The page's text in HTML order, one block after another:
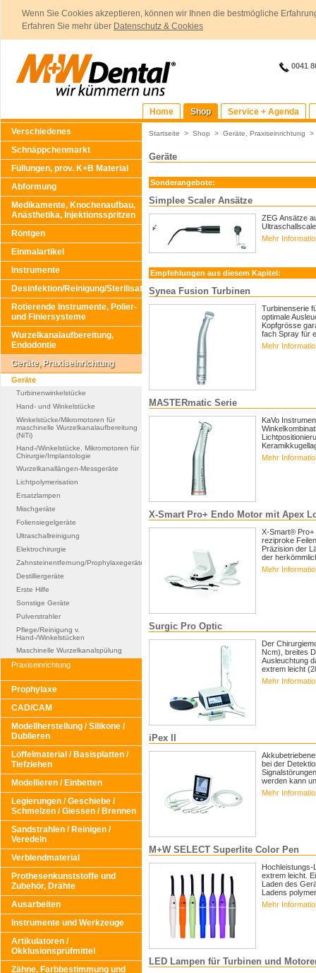
Wenn Sie Cookies akzeptieren, können wir Ihnen die bestmögliche
Erfahren Sie mehr über Datenschutz & Cookies
0041
Home Shop
Service + Agenda
Verschiedenes
Schnäppchenmarkt
Füllungen, prov. K+B Material
Abformung
Medikamente, Knochenaufbau,
Anästhetika, Injektionsspritzen
Röntgen
Einmalartikel
Instrumente
Desinfektion/Reinigung/Sterilisation
Rotierende Instrumente, Polier-
und Finiersysteme
Wurzelkanalaufbereitung,
Endodontie
Geräte, Praxiseinrichtung
Geräte
Turbinenwinkelstücke
Hand- und Winkelstücke
Winkelstücke/Mikromotoren für
maschinelle Wurzelkanalaufbereitung
(NiTi)
Hand-/Winkelstücke, Mikromotoren für
Chirurgie/Implantologie
Wurzelkanallängen-Messgeräte
Lichtpolymerisation
Ersatzlampen
Mischgeräte
Foliensiegelgeräte
Ultraschallreinigung
Elektrochirurgie
Zahnsteinentfernung/Prophylaxegeräte
Destilliergeräte
Erste Hilfe
Sonstige Geräte
Pulverstrahler
Pflege/Reinigung v.
Hand-/Winkelstücken
Maschinelle Wurzelkanalspülung
Praxiseinrichtung
Prophylaxe
CAD/CAM
Modellherstellung / Silikone /
Dublieren
Löffelmaterial / Basisplatten /
Tiefziehen
Modellieren / Einbetten
Legierungen / Geschiebe /
Schmelzen / Giessen / Brennen
Sandstrahlen / Reinigen /
Veredeln
Verblendmaterial
Prothesenkunststoffe und
Zubehör, Drähte
Ausarbeiten
Instrumente und Werkzeuge
Artikulatoren /
Okklusionsprüfmittel
Zähne, Farbbestimmung und
Startseite > Shop > Geräte, Praxiseinrichtung
Geräte
Sonderangebote:
Simplee Scaler Ansätze
ZEG Ansätze
Mehr
Empfehlungen aus diesem Kapitel:
Synea Fusion Turbinen
Turbinenserie
optimale
Kopfgrösse
fach Spray für
Mehr
MASTERmatic Serie
KaVo
Mehr
X-Smart Pro+ Endo Motor mit Apex
X-Smart® Pro+
reziproke
Präzision der
der
Mehr
Surgic Pro Optic
Der
Ncm), breites
Ausleuchtung
extrem leicht
Mehr
iPex II
bei der
werden kann
Mehr
M+W SELECT Superlite Color Pen
Hochleistungs-
extrem leicht.
Laden des
Ladens
Mehr
LED Lampen für Turbinen und